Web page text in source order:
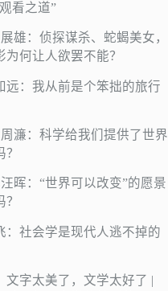
看之道”
雄：侦探谋杀、蛇蝎美女，
为何让人欲罢不能？
远：我从前是个笨拙的旅行
濂：科学给我们提供了世界
晖：“世界可以改变”的愿景
：社会学是现代人逃不掉的
文字太美了，文学太好了 |